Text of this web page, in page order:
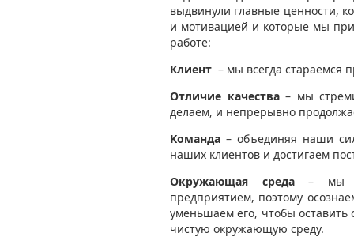
выдвинули главные ценности,
и мотивацией и которые мы
работе:
Клиент – мы всегда стараемся
Отличие качества– мы
делаем, и непрерывно
Kоманда – объединяя наши
наших клиентов и достигаем
Окружающая среда– мы
предприятием, поэтому
уменьшаем его, чтобы
чистую окружающую среду.